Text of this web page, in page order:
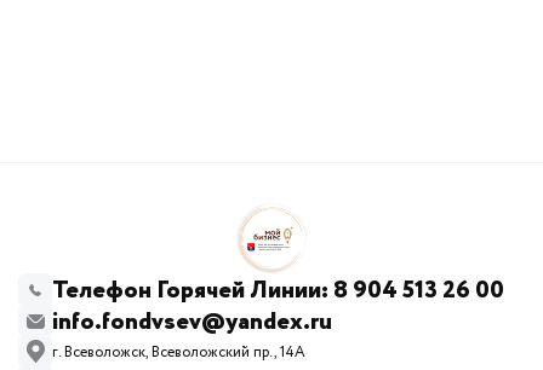
Телефон Горячей Линии: 8 904 513 26 00
info.fondvsev@yandex.ru
г. Всеволожск, Всеволожский пр., 14А